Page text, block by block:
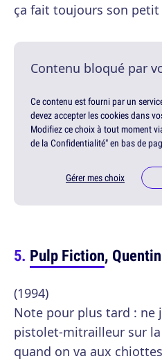
ça fait toujours son petit
Contenu bloqué par
Ce contenu est fourni par un
devez accepter les cookies dans
Modifiez ce choix à tout moment
de la Confidentialité" en bas de
Gérer mes choix
Pulp Fiction,
(1994)
Note pour plus tard : ne
pistolet-mitrailleur sur
quand on va aux